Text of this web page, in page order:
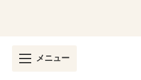
メニュー